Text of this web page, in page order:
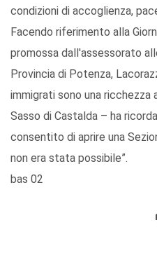
condizioni di accoglienza,
Facendo riferimento alla
promossa dall'assessorato
Provincia di Potenza,
immigrati sono una ricchezza
Sasso di Castalda – ha
consentito di aprire una
non era stata possibile”.
bas 02